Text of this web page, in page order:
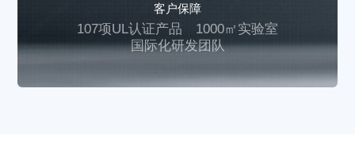
客户保障
107项UL认证产品
1000㎡实验室
国际化研发团队